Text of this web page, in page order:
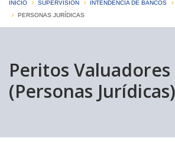
INICIO SUPERVISIÓN INTENDENCIA DE BANCOS
PERSONAS JURÍDICAS
Peritos Valuadores
(Personas Jurídicas)